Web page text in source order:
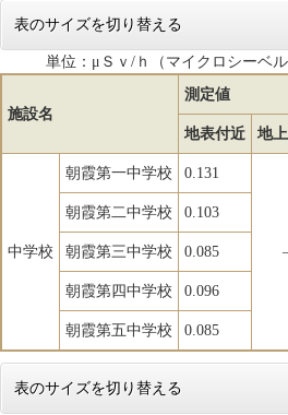
表のサイズを切り替える
単位：μＳｖ/ｈ（マイクロシーベル
施設名
測定値
地表付近 地
中学校
朝霞第一中学校 0.131
朝霞第二中学校 0.103
朝霞第三中学校 0.085
朝霞第四中学校 0.096
朝霞第五中学校 0.085
表のサイズを切り替える